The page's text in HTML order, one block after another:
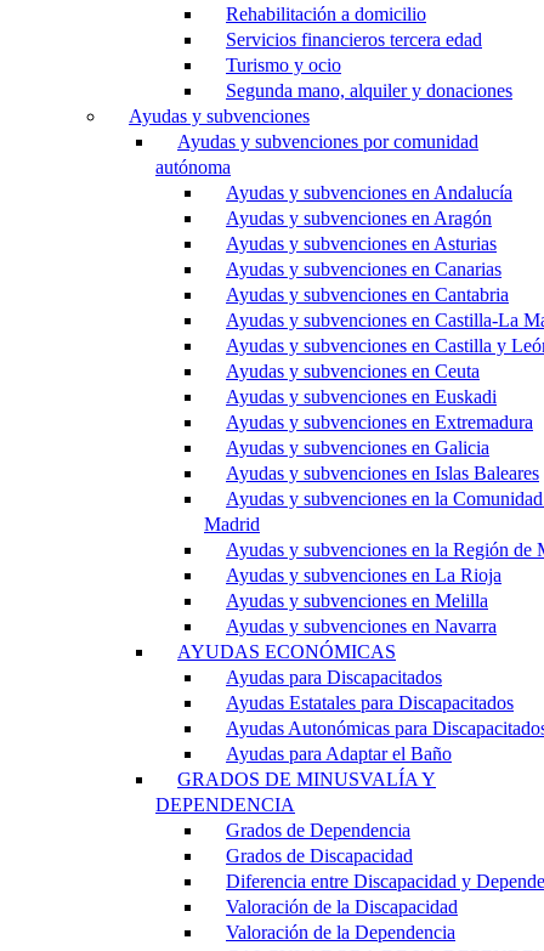
Rehabilitación a domicilio
Servicios financieros tercera edad
Turismo y ocio
Segunda mano, alquiler y donaciones
Ayudas y subvenciones
Ayudas y subvenciones por comunidad
autónoma
Ayudas y subvenciones en Andalucía
Ayudas y subvenciones en Aragón
Ayudas y subvenciones en Asturias
Ayudas y subvenciones en Canarias
Ayudas y subvenciones en Cantabria
Ayudas y subvenciones en Castilla-La
Ayudas y subvenciones en Castilla y
Ayudas y subvenciones en Ceuta
Ayudas y subvenciones en Euskadi
Ayudas y subvenciones en Extremadura
Ayudas y subvenciones en Galicia
Ayudas y subvenciones en Islas Baleares
Ayudas y subvenciones en la
Madrid
Ayudas y subvenciones en la Región de
Ayudas y subvenciones en La Rioja
Ayudas y subvenciones en Melilla
Ayudas y subvenciones en Navarra
AYUDAS ECONÓMICAS
Ayudas para Discapacitados
Ayudas Estatales para Discapacitados
Ayudas Autonómicas para
Ayudas para Adaptar el Baño
GRADOS DE MINUSVALÍA Y
DEPENDENCIA
Grados de Dependencia
Grados de Discapacidad
Diferencia entre Discapacidad y
Valoración de la Discapacidad
Valoración de la Dependencia